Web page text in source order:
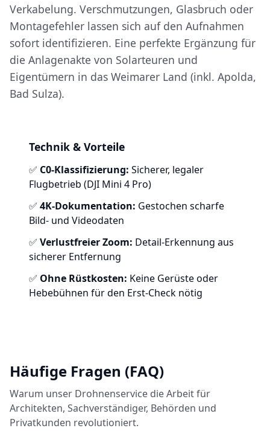
Verkabelung. Verschmutzungen, Glasbruch oder
Montagefehler lassen sich auf den Aufnahmen
sofort identifizieren. Eine perfekte Ergänzung für
die Anlagenakte von Solarteuren und
Eigentümern in das Weimarer Land (inkl. Apolda,
Bad Sulza).
Technik & Vorteile
✅ C0-Klassifizierung: Sicherer, legaler
Flugbetrieb (DJI Mini 4 Pro)
✅ 4K-Dokumentation: Gestochen scharfe
Bild- und Videodaten
✅ Verlustfreier Zoom: Detail-Erkennung aus
sicherer Entfernung
✅ Ohne Rüstkosten: Keine Gerüste oder
Hebebühnen für den Erst-Check nötig
Häufige Fragen (FAQ)
Warum unser Drohnenservice die Arbeit für
Architekten, Sachverständiger, Behörden und
Privatkunden revolutioniert.